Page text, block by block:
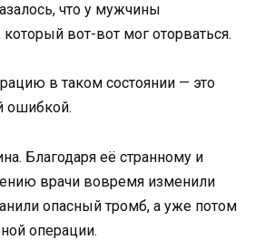
что у мужчины
вот-вот мог оторваться.
в таком состоянии — это
ошибкой.
Благодаря её странному и
врачи вовремя изменили
опасный тромб, а уже потом
операции.